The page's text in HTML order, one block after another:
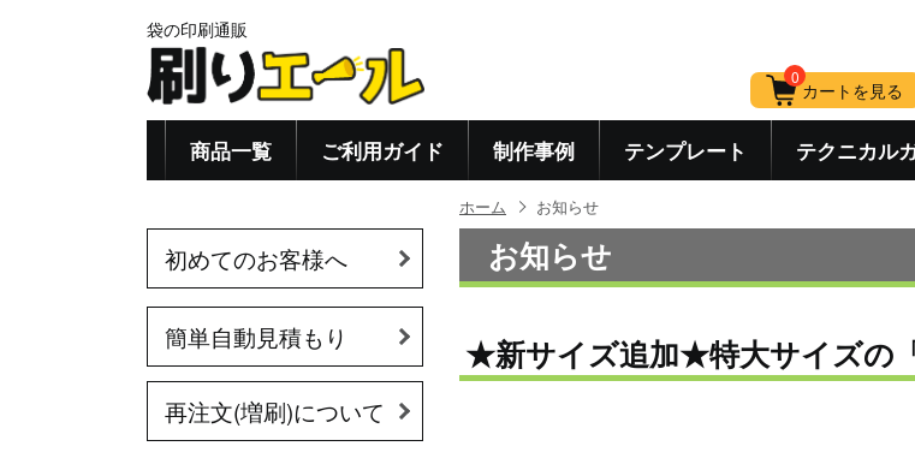
袋の印刷通販
カートを見る
0
商品一覧 ご利用ガイド 制作事例 テンプレート テクニカル
初めてのお客様へ
簡単自動見積もり
再注文(増刷)について
ホーム お知らせ
お知らせ
★新サイズ追加★特大サイズの